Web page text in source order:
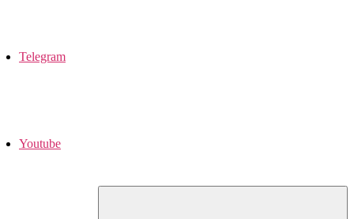
Telegram
Youtube